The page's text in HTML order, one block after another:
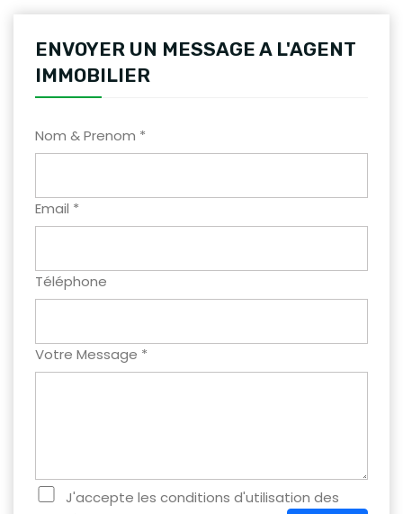
ENVOYER UN MESSAGE A L'AGENT
IMMOBILIER
Nom & Prenom *
Email *
Téléphone
Votre Message *
J'accepte les conditions d'utilisation des